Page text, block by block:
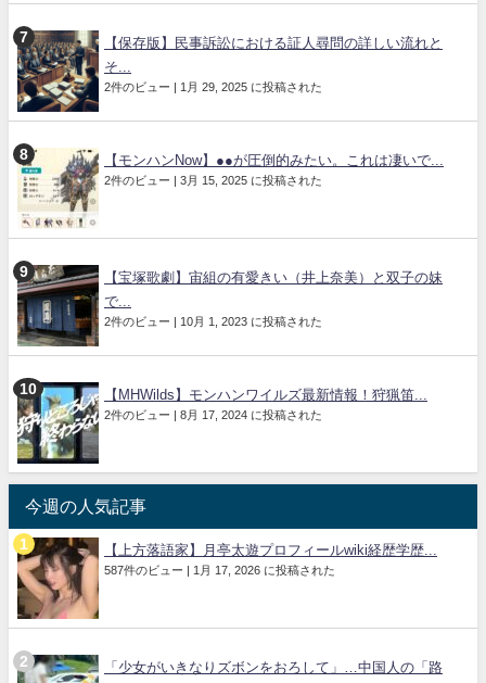
【保存版】民事訴訟における証人尋問の詳しい流れと
そ...
2件のビュー 1月 29, 2025 に投稿された
【モンハンNow】●●が圧倒的みたい。これは凄いで...
2件のビュー 3月 15, 2025 に投稿された
【宝塚歌劇】宙組の有愛きい（井上奈美）と双子の妹
で...
2件のビュー 10月 1, 2023 に投稿された
【MHWilds】モンハンワイルズ最新情報！狩猟笛...
2件のビュー 8月 17, 2024 に投稿された
今週の人気記事
【上方落語家】月亭太遊プロフィールwiki経歴学歴...
587件のビュー 1月 17, 2026 に投稿された
「少女がいきなりズボンをおろして」…中国人の「路